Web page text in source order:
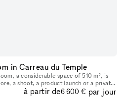
in Carreau du Temple
a considerable space of 510 m², is
a shoot, a product launch or a private
being divisible into 3 se
à partir de6 600 € par jour